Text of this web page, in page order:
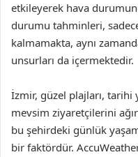
etkileyerek hava
durumu tahminleri, sadece
kalmamakta, aynı
unsurları da içermektedir.
İzmir, güzel plajları, tarihi
mevsim ziyaretçilerini
bu şehirdeki günlük
bir faktördür.